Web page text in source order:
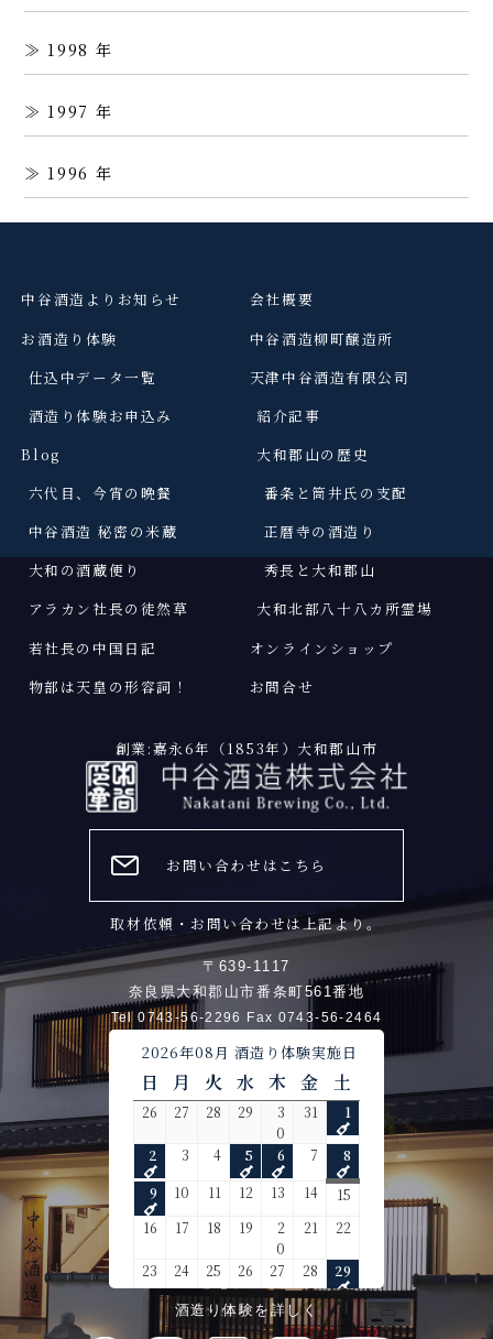
1998
1997
1996
中谷酒造よりお知らせ
お酒造り体験
仕込中データ一覧
酒造り体験お申込み
Blog
六代目、今宵の晩餐
中谷酒造 秘密の米蔵
大和の酒蔵便り
アラカン社長の徒然草
若社長の中国日記
物部は天皇の形容詞 ！
会社概要
中谷酒造柳町醸造所
天津中谷酒造有限公司
紹介記事
大和郡山の歴史
番条と筒井氏の支配
正暦寺の酒造り
秀長と大和郡山
大和北部八十八カ所霊場
オンラインショップ
お問合せ
創業:嘉永6年（1853年）大和郡山市
お問い合わせはこちら
取材依頼・お問い合わせは上記より。
〒639-1117
奈良県大和郡山市番条町561番地
Tel 0743-56-2296 Fax 0743-56-2464
酒造り体験を詳しく